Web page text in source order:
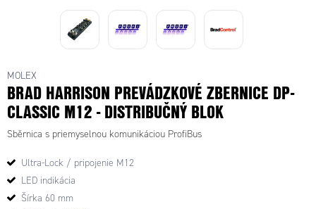
MOLEX
BRAD HARRISON PREVÁDZKOVÉ ZBERNICE DP-
CLASSIC M12 - DISTRIBUČNÝ BLOK
Sběrnica s priemyselnou komunikáciou ProfiBus
Ultra-Lock / pripojenie M12
LED indikácia
Šírka 60 mm